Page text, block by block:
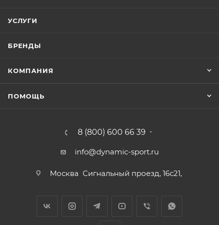
УСЛУГИ
БРЕНДЫ
КОМПАНИЯ
ПОМОЩЬ
8 (800) 600 66 39
info@dynamic-sport.ru
Москва Сигнальный проезд, 16с21,